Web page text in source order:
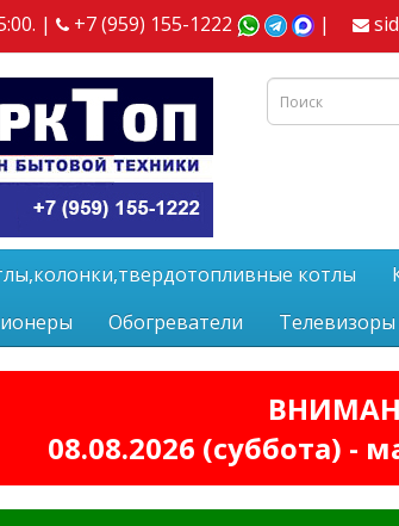
| +7 (959) 155-1222 |
котлы
Обогреватели Телевизоры
08.08.2026 (суббота) -